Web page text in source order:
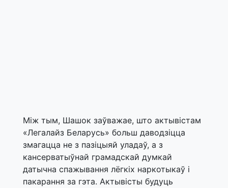
Між тым, Шашок заўважае, што актывістам
«Легалайз Беларусь» больш даводзіцца
змагацца не з пазіцыяй уладаў, а з
кансерватыўнай грамадскай думкай
датычна спажывання лёгкіх наркотыкаў і
пакарання за гэта. Актывісты будуць